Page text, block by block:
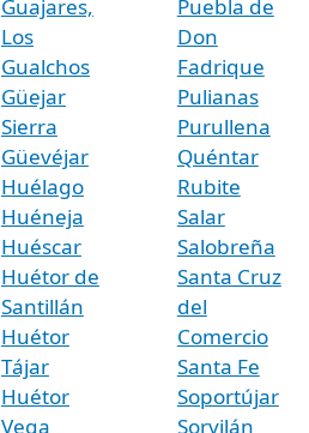
Guajares,
Los
Gualchos
Güejar
Sierra
Güevéjar
Huélago
Huéneja
Huéscar
Huétor de
Santillán
Huétor
Tájar
Huétor
Vega
Puebla de
Don
Fadrique
Pulianas
Purullena
Quéntar
Rubite
Salar
Salobreña
Santa Cruz
del
Comercio
Santa Fe
Soportújar
Sorvilán